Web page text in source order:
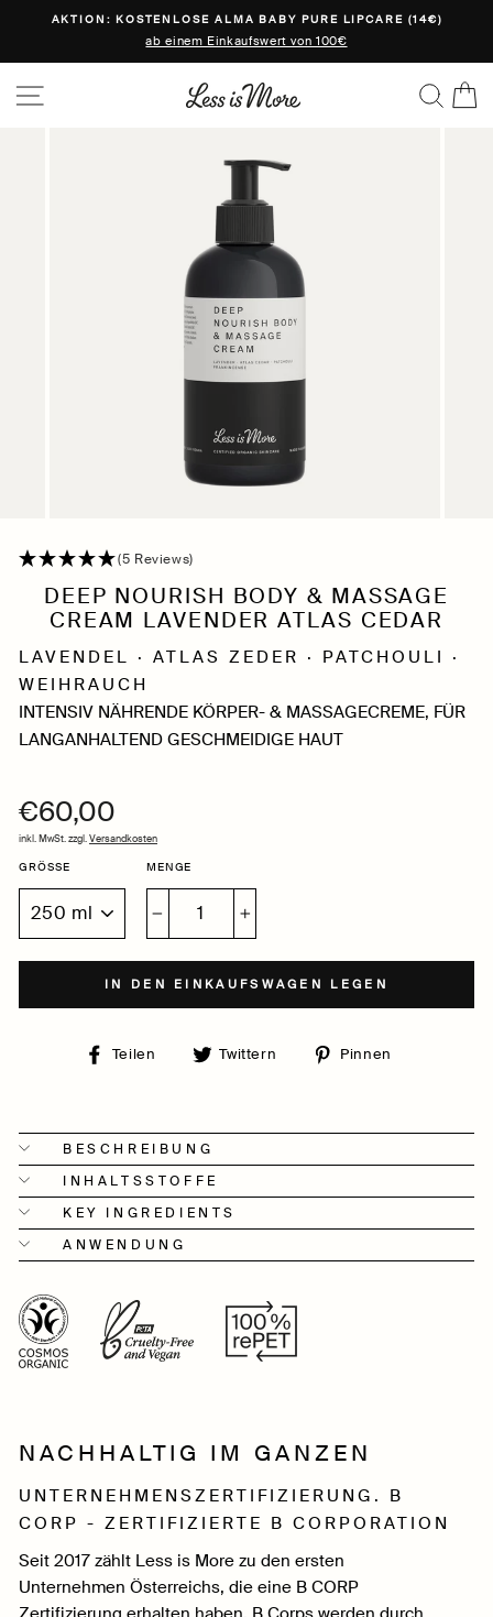
Inhalt
AKTION: KOSTENLOSE ALMA BABY PURE LIPCARE (14€)
ab einem Einkaufswert von 100€
SEITENNAVIGATION
(5 Reviews)
DEEP NOURISH BODY & MASSAGE
CREAM LAVENDER ATLAS CEDAR
LAVENDEL · ATLAS ZEDER · PATCHOULI ·
WEIHRAUCH
INTENSIV NÄHRENDE KÖRPER- & MASSAGECREME, FÜR
LANGANHALTEND GESCHMEIDIGE HAUT
Normaler
€60,00
inkl. MwSt. zzgl.Versandkosten
GRÖSSE MENGE
+
IN DEN EINKAUFSWAGEN LEGEN
Teilen
Auf
Twittern
Auf
Pinnen
BESCHREIBUNG
INHALTSSTOFFE
KEY INGREDIENTS
ANWENDUNG
NACHHALTIG IM GANZEN
UNTERNEHMENSZERTIFIZIERUNG. B
CORP - ZERTIFIZIERTE B CORPORATION
Seit 2017 zählt Less is More zu den ersten
Unternehmen Österreichs, die eine B CORP